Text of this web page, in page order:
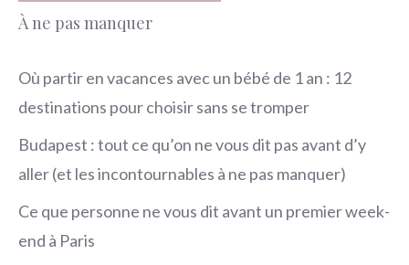
À ne pas manquer
Où partir en vacances avec un bébé de 1 an : 12
destinations pour choisir sans se tromper
Budapest : tout ce qu’on ne vous dit pas avant d’y
aller (et les incontournables à ne pas manquer)
Ce que personne ne vous dit avant un premier week-
end à Paris